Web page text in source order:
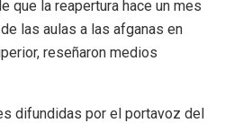
que la reapertura hace un mes
las aulas a las afganas en
reseñaron medios
difundidas por el portavoz del